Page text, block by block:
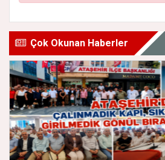
Çok Okunan Haberler